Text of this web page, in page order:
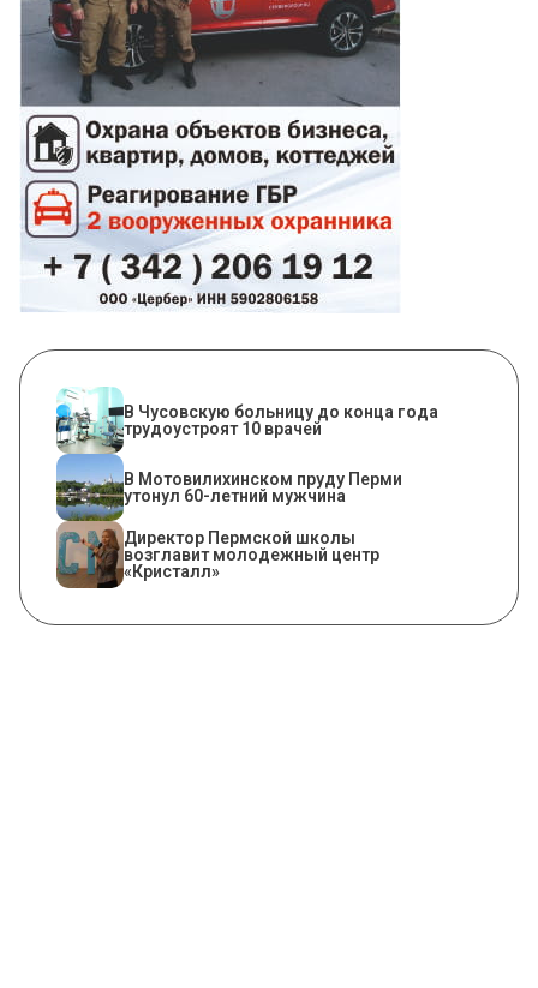
В Чусовскую больницу до конца года
трудоустроят 10 врачей
В Мотовилихинском пруду Перми
утонул 60-летний мужчина
​Директор Пермской школы
возглавит молодежный центр
«Кристалл»